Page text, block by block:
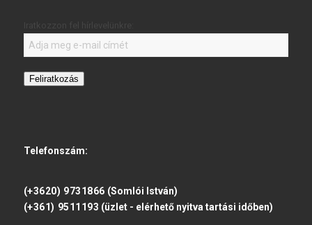
Feliratkozás
Telefonszám:
(+3620) 9731866 (Somlói István)
(+361) 9511193 (üzlet - elérhető nyitva tartási időben)